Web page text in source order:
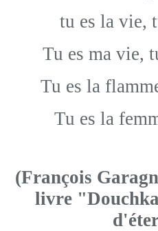
tu es la vie,
Tu es ma vie,
Tu es la
Tu es la
(François
livre